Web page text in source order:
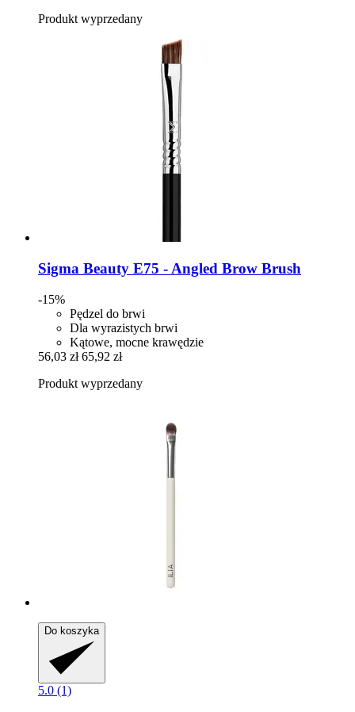
Produkt wyprzedany
Sigma Beauty E75 -​ Angled Brow Brush
-15%
Pędzel do brwi
Dla wyrazistych brwi
Kątowe, mocne krawędzie
56,03 zł 65,92 zł
Produkt wyprzedany
Do koszyka
5.0 (1)